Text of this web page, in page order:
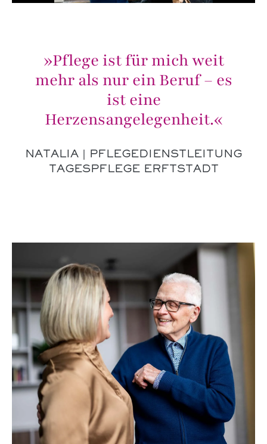
»Pflege ist für mich weit
mehr als nur ein Beruf – es
ist eine
Herzensangelegenheit.«
NATALIA | PFLEGEDIENSTLEITUNG
TAGESPFLEGE ERFTSTADT